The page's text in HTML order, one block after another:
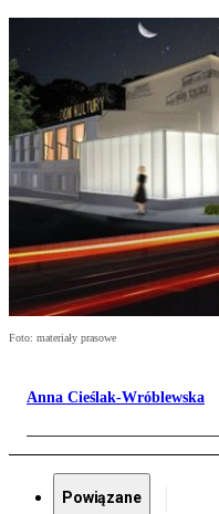
Foto: materiały prasowe
Anna Cieślak-Wróblewska
Powiązane